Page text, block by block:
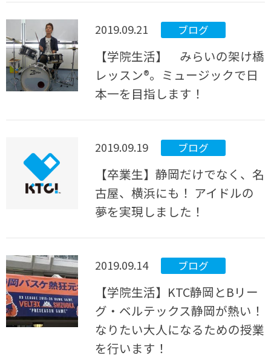
2019.09.21 ブログ
【学院生活】 みらいの架け橋
レッスン®。ミュージックで日
本一を目指します！
2019.09.19 ブログ
【卒業生】静岡だけでなく、名
古屋、横浜にも！ アイドルの
夢を実現しました！
2019.09.14 ブログ
【学院生活】KTC静岡とBリー
グ・ベルテックス静岡が熱い！
なりたい大人になるための授業
を行います！